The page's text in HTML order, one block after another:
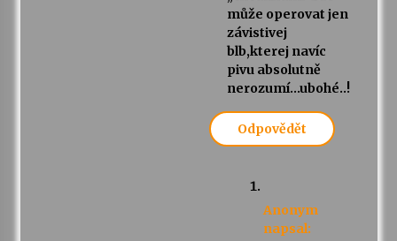
může operovat jen
závistivej
blb,kterej navíc
pivu absolutně
nerozumí…ubohé..!
Odpovědět
Anonym
napsal: